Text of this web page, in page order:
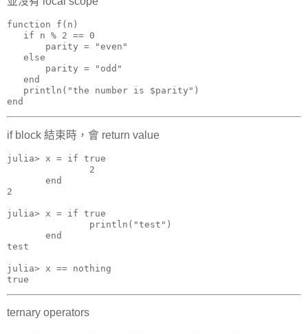
function f(n)
   if n % 2 == 0
       parity = "even"
   else
       parity = "odd"
   end
   println("the number is $parity")
end
if block 結束時，會 return value
julia> x = if true
               2
       end
2
julia> x = if true
               println("test")
       end
test
julia> x == nothing
true
ternary operators